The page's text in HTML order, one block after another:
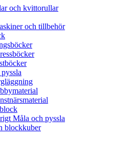
och kvittorullar
och tillbehör
Måla och pyssla
blockkuber